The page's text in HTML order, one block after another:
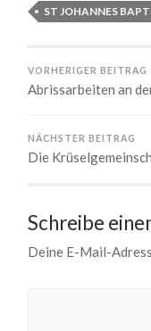
ST JOHANNES
VORHERIGER BEITRAG
Abrissarbeiten an
NÄCHSTER BEITRAG
Die
Schreibe
Deine E-Mail-